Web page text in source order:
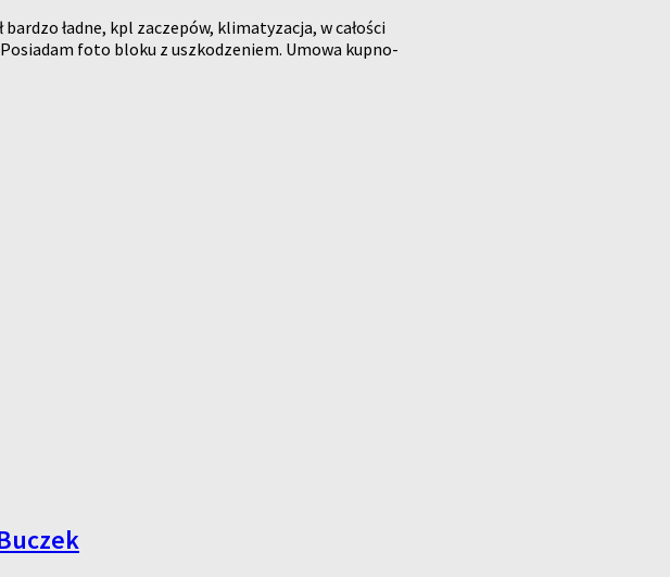
ładne, kpl zaczepów, klimatyzacja, w całości
foto bloku z uszkodzeniem. Umowa kupno-